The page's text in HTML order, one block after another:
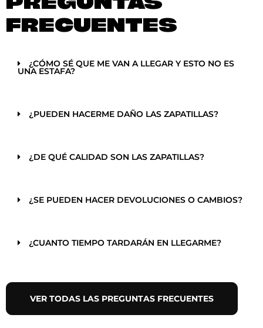
FRECUENTES
¿CÓMO SÉ QUE ME VAN A LLEGAR Y ESTO NO ES
UNA ESTAFA?
¿PUEDEN HACERME DAÑO LAS ZAPATILLAS?
¿DE QUÉ CALIDAD SON LAS ZAPATILLAS?
¿SE PUEDEN HACER DEVOLUCIONES O CAMBIOS?
¿CUANTO TIEMPO TARDARÁN EN LLEGARME?
VER TODAS LAS PREGUNTAS FRECUENTES